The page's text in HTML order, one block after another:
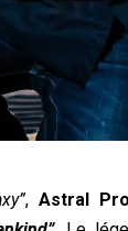
, Astral